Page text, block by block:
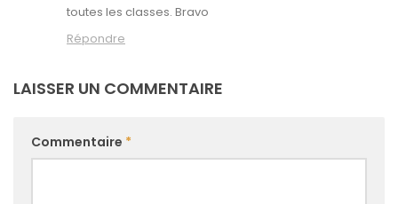
toutes les classes. Bravo
Répondre
LAISSER UN COMMENTAIRE
Commentaire *